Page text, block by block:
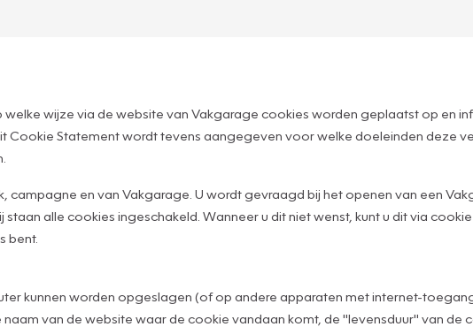
wijze via de website van Vakgarage cookies worden geplaatst op en
Cookie Statement wordt tevens aangegeven voor welke doeleinden deze
campagne en van Vakgarage. U wordt gevraagd bij het openen van een
alle cookies ingeschakeld. Wanneer u dit niet wenst, kunt u dit via
bent.
kunnen worden opgeslagen (of op andere apparaten met internet-
van de website waar de cookie vandaan komt, de "levensduur" van